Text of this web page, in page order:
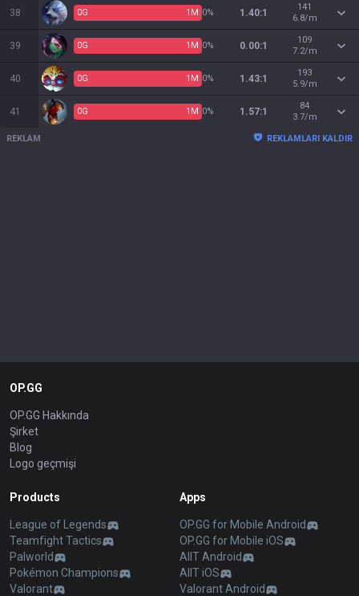
38 0G 1 M 0% 1.40:1
141
6.8/m
39 0G 1 M 0% 0.00:1
109
7.2/m
40 0G 1 M 0% 1.43:1
193
5.9/m
41 0G 1 M 0% 1.57:1
84
3.7/m
REKLAM REKLAMLARI KALDIR
OP.GG
OP.GG Hakkında
Şirket
Blog
Logo geçmişi
Products
League of Legends
Teamfight Tactics
Palworld
Pokémon Champions
Valorant
Apps
OP.GG for Mobile Android
OP.GG for Mobile iOS
AllT Android
AllT iOS
Valorant Android